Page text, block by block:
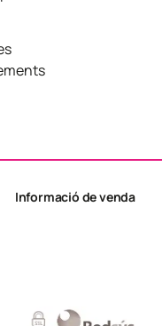
Informació de venda